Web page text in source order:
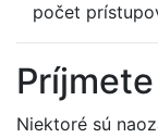
počet
Niektoré sú